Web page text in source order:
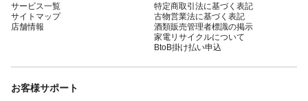
サービス一覧
サイトマップ
店舗情報
特定商取引法に基づく表記
古物営業法に基づく表記
酒類販売管理者標識の掲示
家電リサイクルについて
BtoB掛け払い申込
お客様サポート